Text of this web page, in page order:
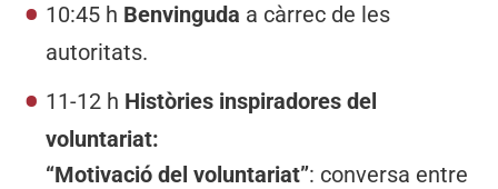
10:45 h Benvinguda a càrrec de les
autoritats.
11-12 h Històries inspiradores del
voluntariat:
“Motivació del voluntariat”: conversa entre